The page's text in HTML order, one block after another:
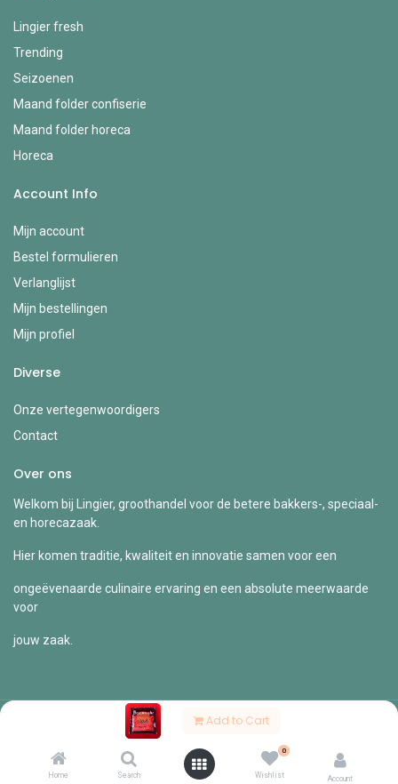
Add to Cart
Home Search
0
Wishlist Account
Lingier fresh
Trending
Seizoenen
Maand folder confiserie
Maand folder horeca
Horeca
Account Info
Mijn account
Bestel formulieren
Verlanglijst
Mijn bestellingen
Mijn profiel
Diverse
Onze vertegenwoordigers
Contact
Over ons
Welkom bij Lingier, groothandel voor de betere bakkers-, speciaal-
en horecazaak.
Hier komen traditie, kwaliteit en innovatie samen voor een
ongeëvenaarde culinaire ervaring en een absolute meerwaarde
voor
jouw zaak.
Copyright © Lingier
Nederlands (BE)